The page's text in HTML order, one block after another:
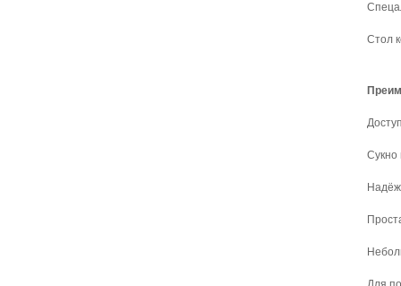
Стол
Сукно